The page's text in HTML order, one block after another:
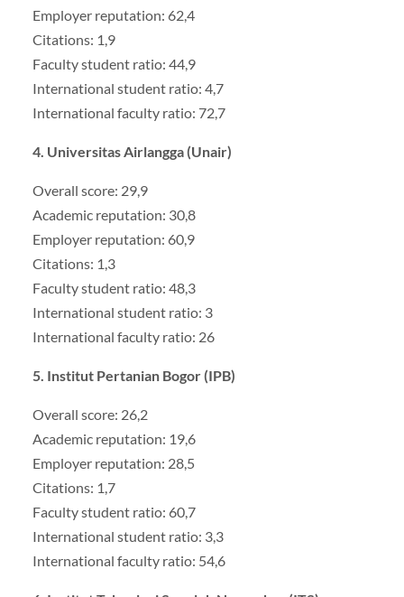
Employer reputation: 62,4
Citations: 1,9
Faculty student ratio: 44,9
International student ratio: 4,7
International faculty ratio: 72,7
4. Universitas Airlangga (Unair)
Overall score: 29,9
Academic reputation: 30,8
Employer reputation: 60,9
Citations: 1,3
Faculty student ratio: 48,3
International student ratio: 3
International faculty ratio: 26
5. Institut Pertanian Bogor (IPB)
Overall score: 26,2
Academic reputation: 19,6
Employer reputation: 28,5
Citations: 1,7
Faculty student ratio: 60,7
International student ratio: 3,3
International faculty ratio: 54,6